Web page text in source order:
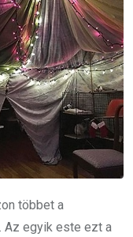
többet a
Az egyik este ezt a